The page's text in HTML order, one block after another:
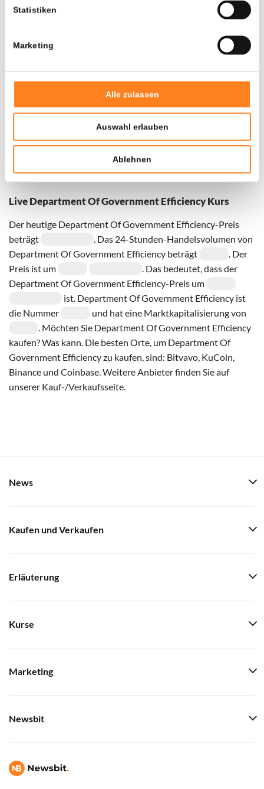
Statistiken
Marketing
Alle zulassen
Auswahl erlauben
Ablehnen
Live Department Of Government Efficiency Kurs
Der heutige Department Of Government Efficiency-Preis
beträgt
. Das 24-Stunden-Handelsvolumen von
Department Of Government Efficiency beträgt
. Der
Preis ist um
. Das bedeutet, dass der
Department Of Government Efficiency-Preis um
ist. Department Of Government Efficiency ist
die Nummer
und hat eine Marktkapitalisierung von
. Möchten Sie Department Of Government Efficiency
kaufen? Was kann. Die besten Orte, um Department Of
Government Efficiency zu kaufen, sind: Bitvavo, KuCoin,
Binance und Coinbase. Weitere Anbieter finden Sie auf
unserer Kauf-/Verkaufsseite.
FürDepartment Of Government Efficiencyhaben wir
erste Investitionsdatum wurde entsprechend angepasst.
News
Kaufen und Verkaufen
Erläuterung
Kurse
Marketing
Newsbit